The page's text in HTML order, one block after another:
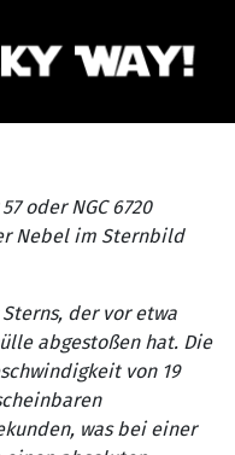
oder NGC 6720
Nebel im Sternbild
der vor etwa
abgestoßen hat. Die
von 19
was bei einer